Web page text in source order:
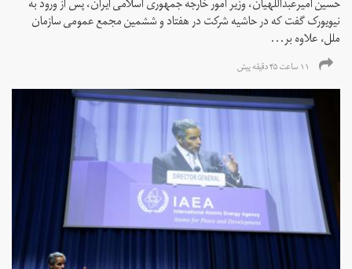
حسین امیرعبداللهیان، وزیر امور خارجه جمهوری اسلامی ایران، پس از ورود به
نیویورک گفت که در حاشیه شرکت در هفتاد و ششمین مجمع عمومی سازمان
ملل، علاوه بر...
۱۱ ساعت ۴۵ دقیقه پیش